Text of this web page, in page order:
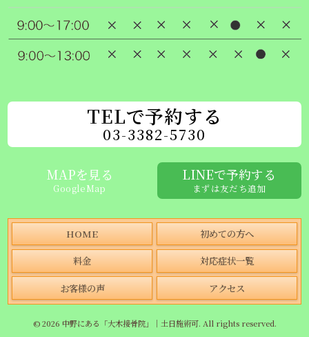
TELで予約する
03-3382-5730
MAPを見る
GoogleMap
LINEで予約する
まずは友だち追加
HOME 初めての方へ
料金 対応症状一覧
お客様の声 アクセス
© 2026 中野にある「大木接骨院」｜土日施術可. All rights reserved.